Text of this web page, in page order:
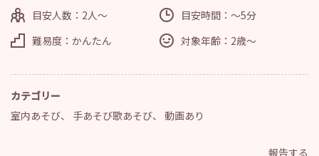
目安人数：2人～
目安時間：～5分
難易度：かんたん
対象年齢：2歳～
カテゴリー
室内あそび、 手あそび歌あそび、 動画あり
報告する